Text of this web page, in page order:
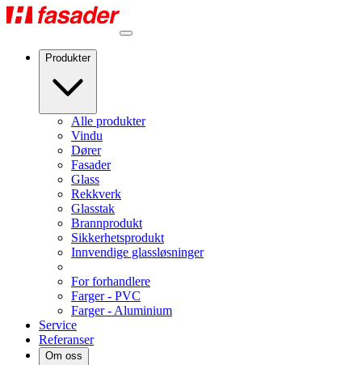
Produkter
Alle produkter
Vindu
Dører
Fasader
Glass
Rekkverk
Glasstak
Brannprodukt
Sikkerhetsprodukt
Innvendige glassløsninger
For forhandlere
Farger - PVC
Farger - Aluminium
Service
Referanser
Om oss